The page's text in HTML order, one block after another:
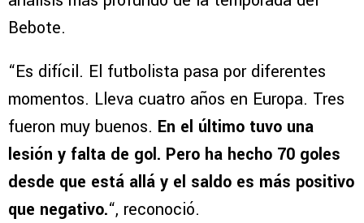
Bebote.
“Es difícil. El futbolista pasa por diferentes
momentos. Lleva cuatro años en Europa. Tres
fueron muy buenos. En el último tuvo una
lesión y falta de gol. Pero ha hecho 70 goles
desde que está allá y el saldo es más positivo
que negativo.“, reconoció.